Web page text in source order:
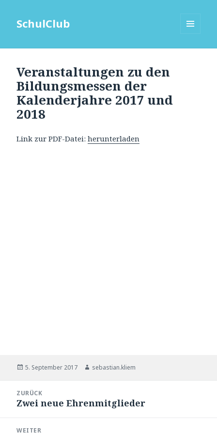
SchulClub
Veranstaltungen zu den
Bildungsmessen der
Kalenderjahre 2017 und
2018
Link zur PDF-Datei:herunterladen
Veröffentlicht
5. September 2017 Autor
sebastian.kliem
ZURÜCK
Vorheriger
Zwei neue Ehrenmitglieder
WEITER